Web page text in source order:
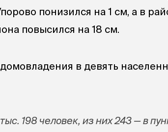
понизился на 1 см, а в
повысился на 18 см.
в девять
198 человек, из них 243 — в